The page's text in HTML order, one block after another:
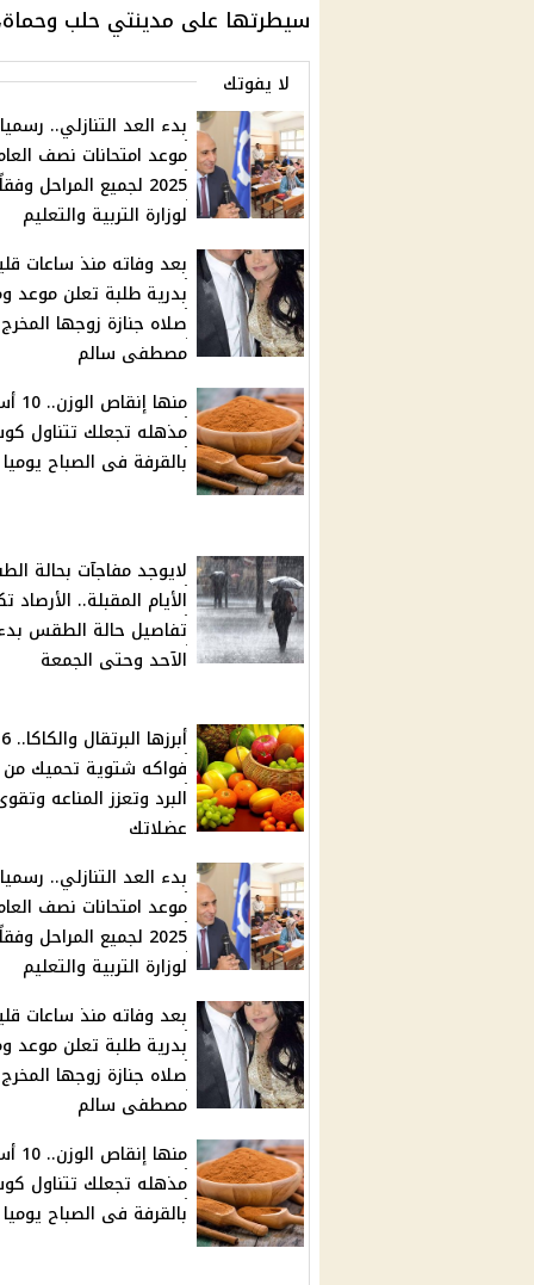
سيطرتها على مدينتي حلب
لا يفوتك
بدء العد التنازلي.. رسميا
موعد امتحانات نصف
2025 لجميع المراحل وفقاً
لوزارة التربية والتعليم
بعد وفاته منذ ساعات
بدرية طلبة تعلن موعد
صلاه جنازة زوجها المخرج
مصطفى سالم
منها
مذهله تجعلك تتناول
بالقرفة فى الصباح يوميا
لايوجد مفاجآت بحالة
الأيام المقبلة..
تفاصيل حالة الطقس
الآحد وحتى الجمعة
أبرزها البرتقال والكاكا.. 6
فواكه شتوية تحميك من
البرد وتعزز المناعه
عضلاتك
بدء العد التنازلي.. رسميا
موعد امتحانات نصف
2025 لجميع المراحل وفقاً
لوزارة التربية والتعليم
بعد وفاته منذ ساعات
بدرية طلبة تعلن موعد
صلاه جنازة زوجها المخرج
مصطفى سالم
منها
مذهله تجعلك تتناول
بالقرفة فى الصباح يوميا